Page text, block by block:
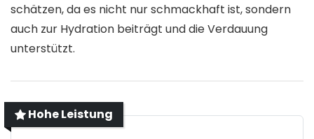
schätzen, da es nicht nur schmackhaft ist, sondern
auch zur Hydration beiträgt und die Verdauung
unterstützt.
Hohe Leistung